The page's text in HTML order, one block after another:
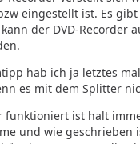
eingestellt ist. Es gibt
der DVD-Recorder
hab ich ja letztes
es mit dem Splitter
funktioniert ist halt
und wie geschrieben